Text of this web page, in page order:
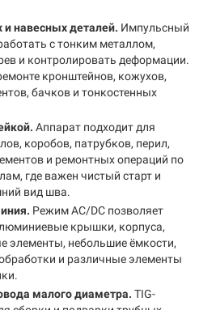
навесных деталей. Импульсный
с тонким металлом,
и контролировать деформации.
кронштейнов, кожухов,
бачков и тонкостенных
Аппарат подходит для
коробов, патрубков, перил,
и ремонтных операций по
где важен чистый старт и
вид шва.
Режим AC/DC позволяет
крышки, корпуса,
элементы, небольшие ёмкости,
и различные элементы
малого диаметра. TIG-